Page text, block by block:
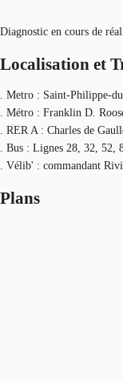
Diagnostic en cours de
Localisation et
. Metro : Saint-Philippe-
. Métro : Franklin D.
. RER A : Charles de
. Bus : Lignes 28, 32, 52,
. Vélib' : commandant
Plans